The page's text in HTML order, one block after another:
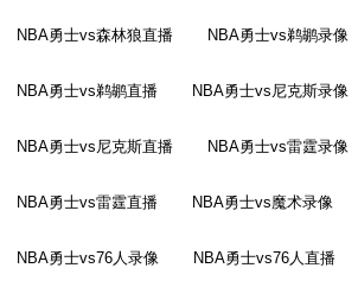
NBA勇士vs森林狼直播 NBA勇士vs鹈鹕录像
NBA勇士vs鹈鹕直播 NBA勇士vs尼克斯录像
NBA勇士vs尼克斯直播 NBA勇士vs雷霆录像
NBA勇士vs雷霆直播 NBA勇士vs魔术录像
NBA勇士vs76人录像 NBA勇士vs76人直播